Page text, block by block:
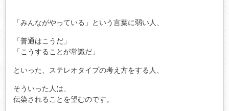
「みんながやっている」という言葉に弱い人、
「普通はこうだ」
「こうすることが常識だ」
といった、ステレオタイプの考え方をする人、
そういった人は、
伝染されることを望むのです。